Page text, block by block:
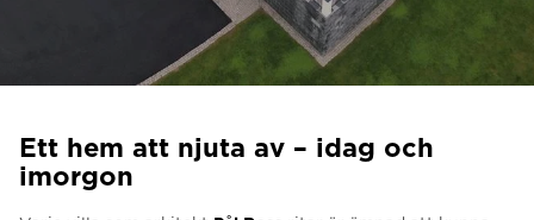
Be om ett offertförslag
FAQ
Ett hem att njuta av – idag och
imorgon